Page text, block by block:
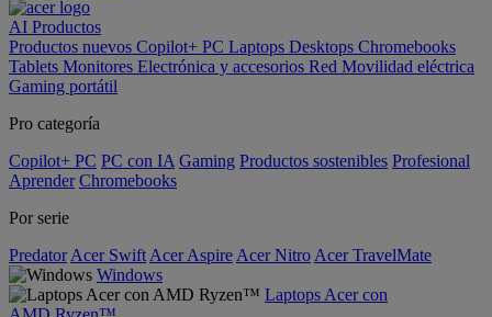
AI Productos
Productos nuevos Copilot+ PC Laptops Desktops Chromebooks
Tablets Monitores Electrónica y accesorios Red Movilidad eléctrica
Gaming portátil
Pro categoría
Copilot+ PC PC con IA Gaming Productos sostenibles Profesional
Aprender Chromebooks
Por serie
Predator Acer Swift Acer Aspire Acer Nitro Acer TravelMate
Windows
Laptops Acer con